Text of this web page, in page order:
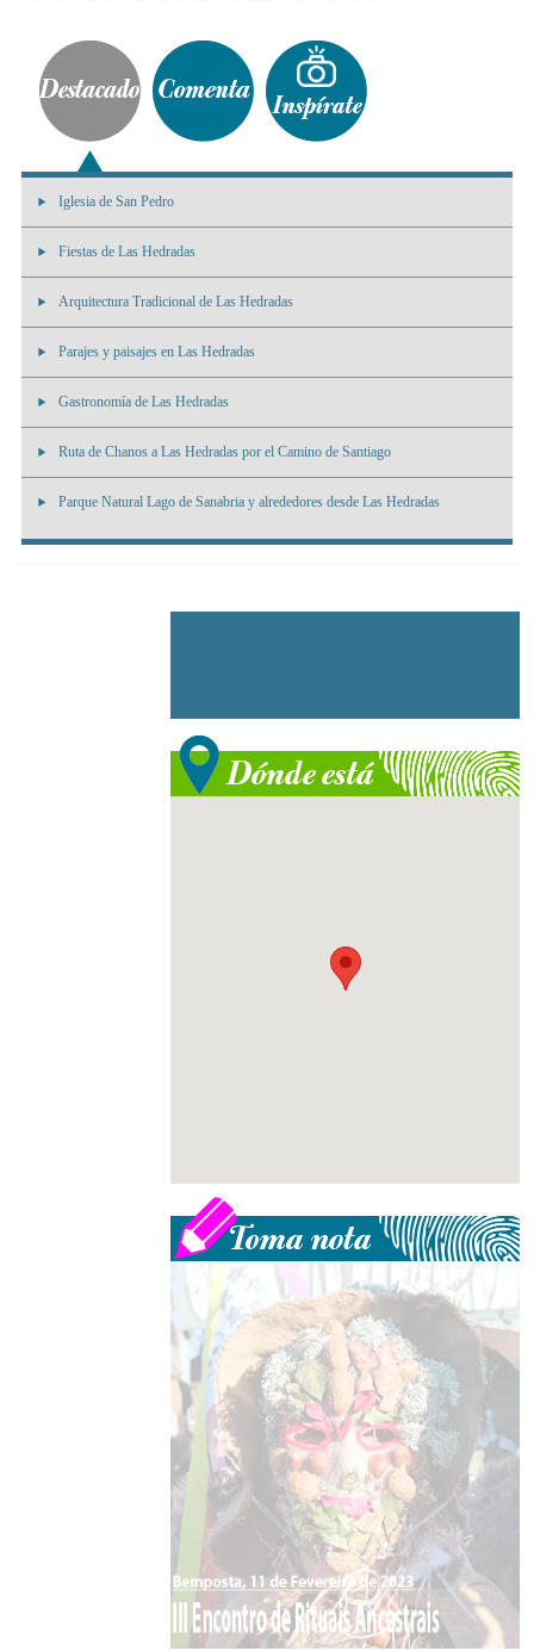
Iglesia de San Pedro
Fiestas de Las Hedradas
Arquitectura Tradicional de Las Hedradas
Parajes y paisajes en Las Hedradas
Gastronomía de Las Hedradas
Ruta de Chanos a Las Hedradas por el Camino de Santiago
Parque Natural Lago de Sanabria y alrededores desde Las Hedradas